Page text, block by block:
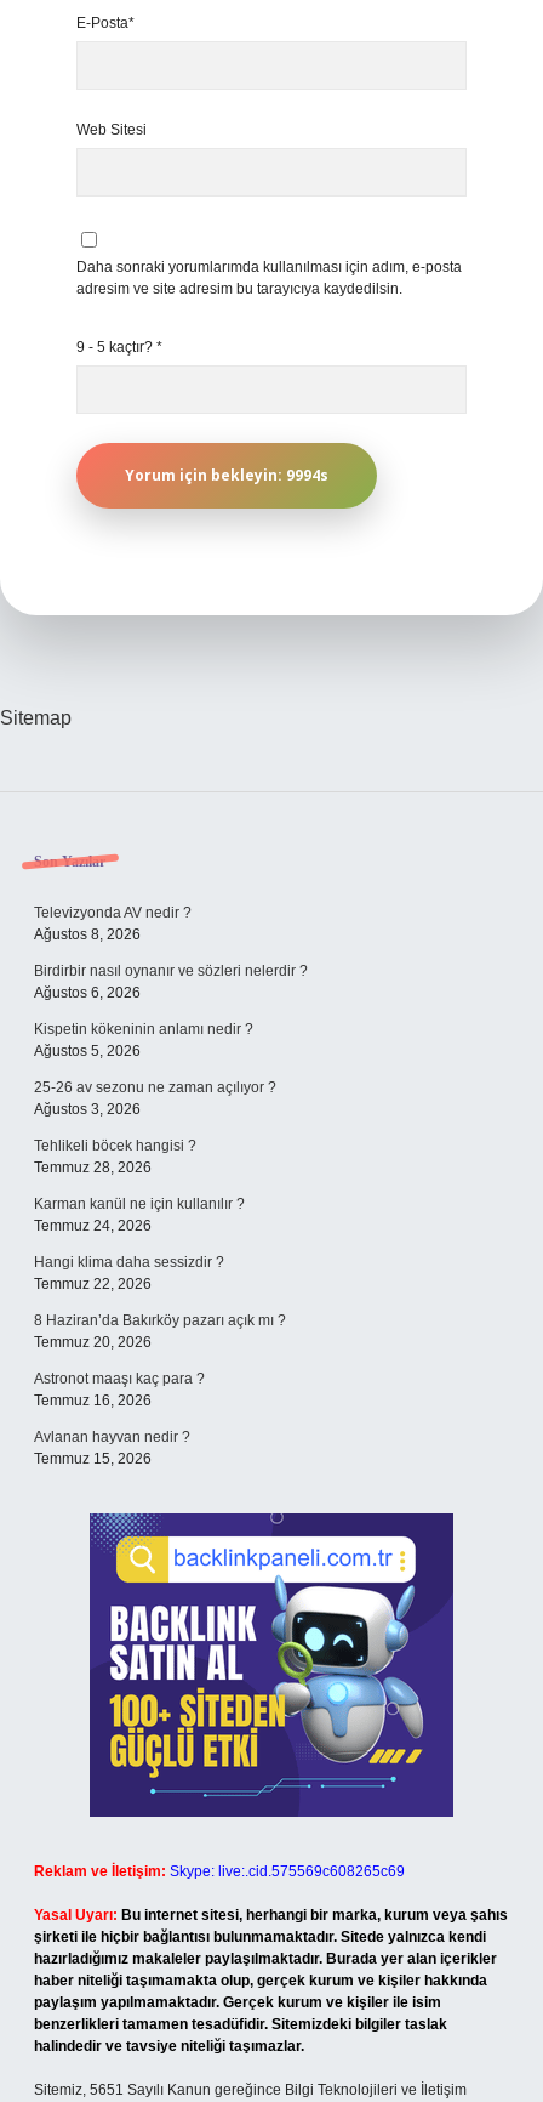
E-Posta*
Web Sitesi
Daha sonraki yorumlarımda kullanılması için adım, e-posta
adresim ve site adresim bu tarayıcıya kaydedilsin.
9 - 5 kaçtır? *
Sitemap
Sidebar
Son Yazılar
Televizyonda AV nedir ?
Ağustos 8, 2026
Birdirbir nasıl oynanır ve sözleri nelerdir ?
Ağustos 6, 2026
Kispetin kökeninin anlamı nedir ?
Ağustos 5, 2026
25-26 av sezonu ne zaman açılıyor ?
Ağustos 3, 2026
Tehlikeli böcek hangisi ?
Temmuz 28, 2026
Karman kanül ne için kullanılır ?
Temmuz 24, 2026
Hangi klima daha sessizdir ?
Temmuz 22, 2026
8 Haziran’da Bakırköy pazarı açık mı ?
Temmuz 20, 2026
Astronot maaşı kaç para ?
Temmuz 16, 2026
Avlanan hayvan nedir ?
Temmuz 15, 2026
Reklam ve İletişim: Skype: live:.cid.575569c608265c69
Yasal Uyarı: Bu internet sitesi, herhangi bir marka, kurum veya şahıs
şirketi ile hiçbir bağlantısı bulunmamaktadır. Sitede yalnızca kendi
hazırladığımız makaleler paylaşılmaktadır. Burada yer alan içerikler
haber niteliği taşımamakta olup, gerçek kurum ve kişiler hakkında
paylaşım yapılmamaktadır. Gerçek kurum ve kişiler ile isim
benzerlikleri tamamen tesadüfidir. Sitemizdeki bilgiler taslak
halindedir ve tavsiye niteliği taşımazlar.
Sitemiz, 5651 Sayılı Kanun gereğince Bilgi Teknolojileri ve İletişim